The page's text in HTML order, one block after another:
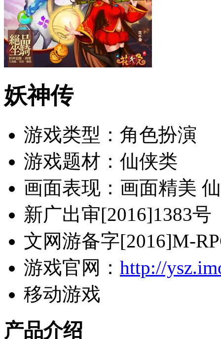
妖神传
游戏类型：角色扮演
游戏题材：仙侠类
画面表现：画面精美
新广出审[2016]1383号
文网游备字[2016]M-
游戏官网： http://
移动游戏
产品介绍